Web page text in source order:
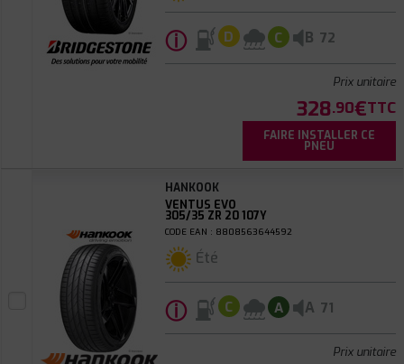
ⓘ D C B 72
Prix unitaire
328.90€TTC
FAIRE INSTALLER CE
PNEU
HANKOOK
VENTUS EVO
305/35 ZR 20 107Y
CODE EAN : 8808563644592
Été
ⓘ C A A 71
Prix unitaire